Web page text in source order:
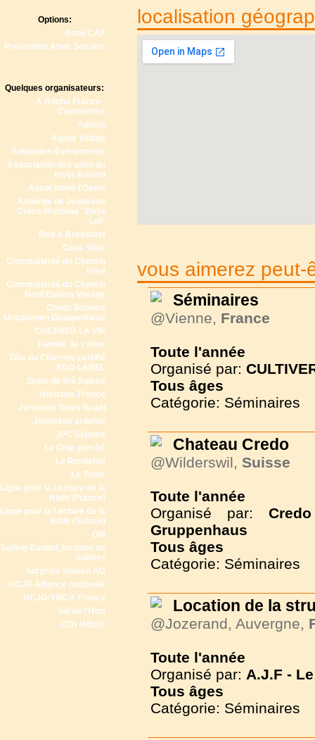
Options:
Bons CAF
Prévention Abus Sexuels
Quelques organisateurs:
A Rocha France -
Courmettes
Adonia
Agape Village
Antipodes-Evénements
Association des amis du
foyer Roland
Association l'Oasis
Auberge de Jeunesse
Crans-Montana "Bella
Lui"
Bed & Breakfast
Casa Siloe
Communauté du Chemin
Neuf
Communauté du Chemin
Neuf Ephata Voyage
Credo Schloss
Unspunnen Gruppenhaus
CULTIVER LA VIE
Famille Je t'aime
Gîte du Charron, certifié
ECO-LABEL
Grain de Blé Suisse
Horizons France
Jeremiah Tours Israël
Jeunesse ardente
JPC Séjours
Le Chat perché
Le Rimlishof
Le Tabor
Ligue pour la Lecture de la
Bible (France)
Ligue pour la Lecture de la
Bible (Suisse)
OM
Sailing Bandol, location de
voiliers
Surprise Reisen AG
UCJG Alliance nationale
UCJG-YMCA France
Val de l'Hort
VCH Hôtels
localisation
vous aimerez peut-
Séminaires
@Vienne, France
Toute l'année
Organisé par:
Tous âges
Catégorie: Séminaires
Chateau Credo
@Wilderswil, Suisse
Toute l'année
Organisé par:
Gruppenhaus
Tous âges
Catégorie: Séminaires
Location de la
@Jozerand, Auvergne,
Toute l'année
Organisé par: A.J.F -
Tous âges
Catégorie: Séminaires